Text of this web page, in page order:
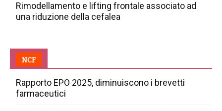
Rimodellamento e lifting frontale associato ad
una riduzione della cefalea
NCF
Rapporto EPO 2025, diminuiscono i brevetti
farmaceutici